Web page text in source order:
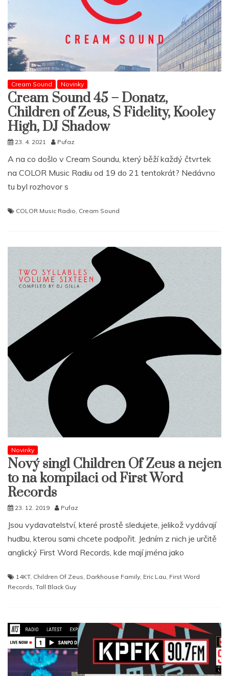
Cream Sound Novinky
Cream Sound 45 – Donatz,
Children of Zeus, S Fidelity, Kooley
High, DJ Shadow
23. 4. 2021 Pufaz
A na co došlo v Cream Soundu, který běží každý čtvrtek
na COLOR Music Radiu od 19 do 21 tentokrát? Nedávno
tu byl rozhovor s
COLOR Music Radio, Cream Sound
Novinky
Nový singl Children Of Zeus a nejen
to na kompilaci od First Word
Records
23. 12. 2019 Pufaz
Jsou vydavatelství, které prostě sledujete, jelikož vydávají
hudbu, kterou sami chcete podpořit. Jedním z nich je určitě
anglický First Word Records, kde mají jména jako
14KT, Children Of Zeus Darkhouse Family Eric Lau First Word
Records Tall Black Guy